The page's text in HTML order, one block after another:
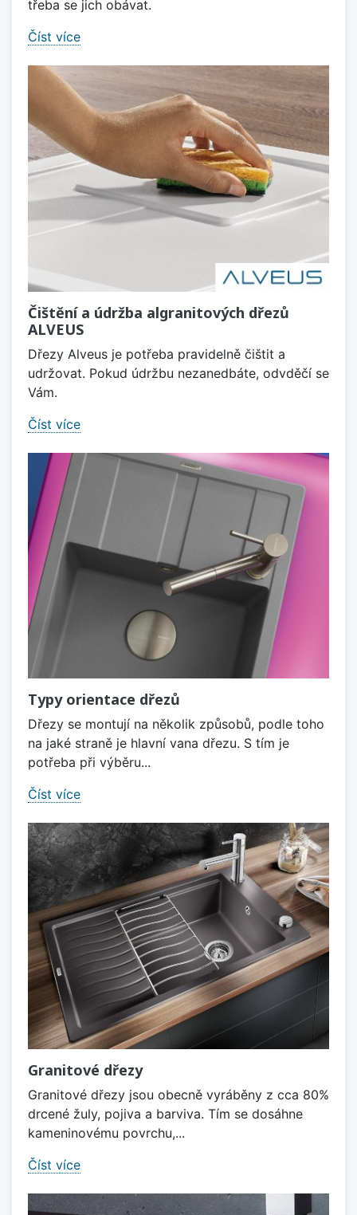
třeba se jich obávat.
Číst více
Čištění a údržba algranitových dřezů
ALVEUS
Dřezy Alveus je potřeba pravidelně čištit a
udržovat. Pokud údržbu nezanedbáte, odvděčí se
Vám.
Číst více
Typy orientace dřezů
Dřezy se montují na několik způsobů, podle toho
na jaké straně je hlavní vana dřezu. S tím je
potřeba při výběru...
Číst více
Granitové dřezy
Granitové dřezy jsou obecně vyráběny z cca 80%
drcené žuly, pojiva a barviva. Tím se dosáhne
kameninovému povrchu,...
Číst více